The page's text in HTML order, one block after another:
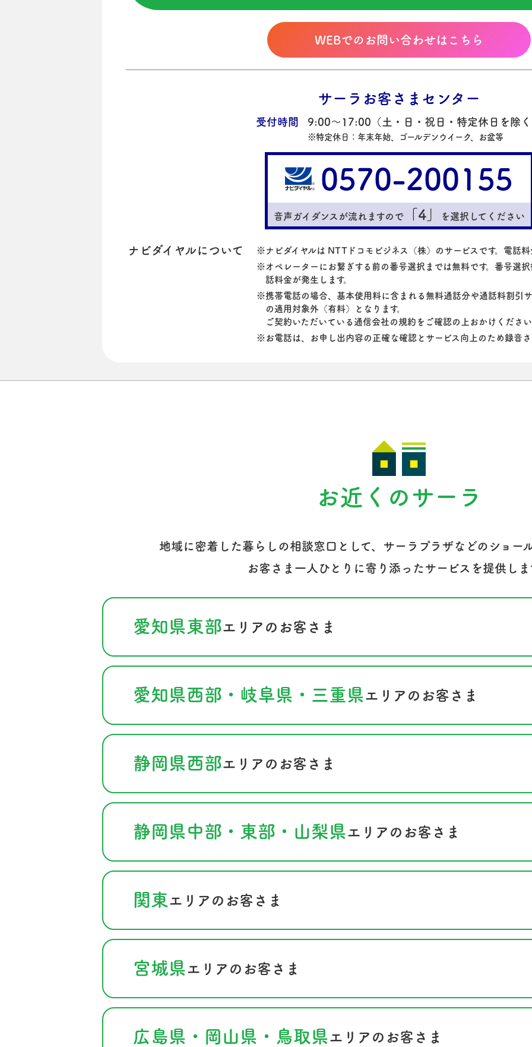
WEBでのお問い合わせはこちら
サーラお客さまセンター
受付時間 9:00～17:00 （土・日・祝日・特定休日を除
※特定休日：年末年始、ゴールデンウイーク、お盆等
0570-200155
音声ガイダンスが流れますので「4」 を選択してください
ナビダイヤルについて
ナビダイヤルは NTTドコモビジネス（株）のサービスです。電話
オペレーターにお繋ぎする前の番号選択までは無料です。番号選
話料金が発生します。
携帯電話の場合、基本使用料に含まれる無料通話分や通話料割引
の適用対象外（有料）となります。
ご契約いただいている通信会社の規約をご確認の上おかけくださ
お電話は、お申し出内容の正確な確認とサービス向上のため録音
お近くのサーラ
地域に密着した暮らしの相談窓口として、サーラプラザなどのショー
お客さま一人ひとりに寄り添ったサービスを提供しま
愛知県東部エリアのお客さま
愛知県西部・岐阜県・三重県エリアのお客さま
静岡県西部エリアのお客さま
静岡県中部・東部・山梨県エリアのお客さま
関東 エリアのお客さま
宮城県エリアのお客さま
広島県・岡山県・鳥取県エリアのお客さま